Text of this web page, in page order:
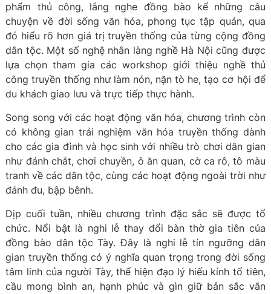
phẩm thủ công, lắng nghe đồng bào kể những câu
chuyện về đời sống văn hóa, phong tục tập quán, qua
đó hiểu rõ hơn giá trị truyền thống của từng cộng đồng
dân tộc. Một số nghệ nhân làng nghề Hà Nội cũng được
lựa chọn tham gia các workshop giới thiệu nghề thủ
công truyền thống như làm nón, nặn tò he, tạo cơ hội để
du khách giao lưu và trực tiếp thực hành.
Song song với các hoạt động văn hóa, chương trình còn
có không gian trải nghiệm văn hóa truyền thống dành
cho các gia đình và học sinh với nhiều trò chơi dân gian
như đánh chắt, chơi chuyền, ô ăn quan, cờ ca rô, tô màu
tranh về các dân tộc, cùng các hoạt động ngoài trời như
đánh đu, bập bênh.
Dịp cuối tuần, nhiều chương trình đặc sắc sẽ được tổ
chức. Nổi bật là nghi lễ thay đổi bàn thờ gia tiên của
đồng bào dân tộc Tày. Đây là nghi lễ tín ngưỡng dân
gian truyền thống có ý nghĩa quan trọng trong đời sống
tâm linh của người Tày, thể hiện đạo lý hiếu kính tổ tiên,
cầu mong bình an, hạnh phúc và gìn giữ bản sắc văn